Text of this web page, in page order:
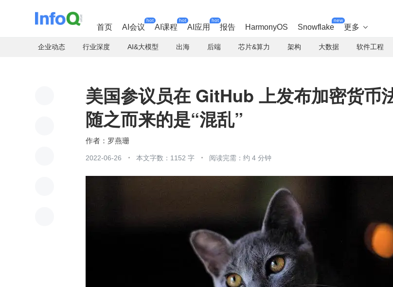
首页 AI会议
hot
AI课程
hot
AI应用
hot
报告 HarmonyOS Snowflake
new
更多 
企业动态 行业深度 AI&大模型 出海 后端 芯片&算力 架构 大数据 软件工程
美国参议员在 GitHub 上发布加密货币
随之而来的是“混乱”
罗燕珊
2022-06-26 本文字数：1152 字 阅读完需：约 4 分钟